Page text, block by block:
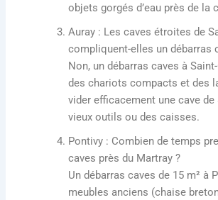
objets gorgés d’eau près de la
Auray : Les caves étroites de
compliquent-elles un débarras
Non, un débarras caves à
des chariots compacts et des
vider efficacement une cave de
vieux outils ou des caisses.
Pontivy : Combien de temps
caves près du Martray ?
Un débarras caves de 15 m² à
meubles anciens (chaise